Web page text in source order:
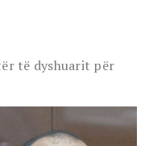
të dyshuarit për